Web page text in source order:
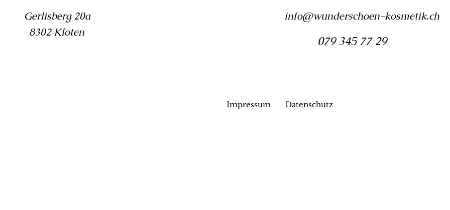
Gerlisberg 20a
8302 Kloten
info@wunderschoen-kosmetik.ch
079 345 77 29
Impressum Datenschutz